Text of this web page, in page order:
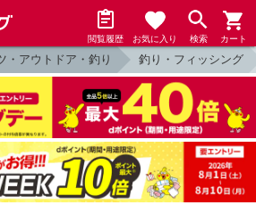
閲覧履歴 お気に入り 検索 カート
・アウトドア・釣り 釣り・フィッシング